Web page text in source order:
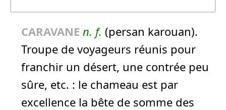
CARAVANE n. f. (persan karouan).
Troupe de voyageurs réunis pour
franchir un désert, une contrée peu
sûre, etc. : le chameau est par
excellence la bête de somme des